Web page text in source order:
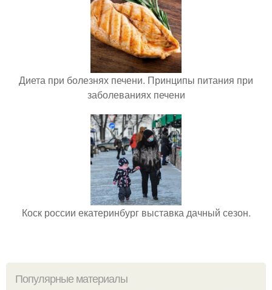
Диета при болезнях печени. Принципы питания при
заболеваниях печени
Коск россии екатеринбург выставка дачный сезон.
Популярные материалы